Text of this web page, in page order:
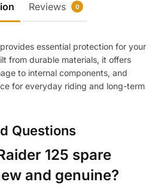
Reviews 0
essential protection for your
from durable materials, it offers
to internal components, and
for everyday riding and long-term
Questions
125 spare
and genuine?